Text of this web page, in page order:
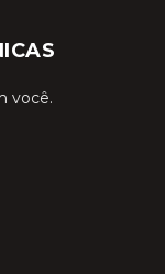
você.